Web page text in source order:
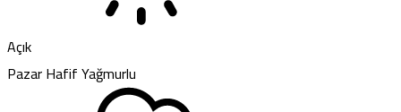
Açık
PazarHafif Yağmurlu